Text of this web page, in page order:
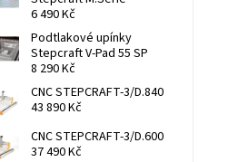
6 490 Kč
Podtlakové upínky
Stepcraft V-Pad 55 SP
8 290 Kč
CNC STEPCRAFT-3/D.840
43 890 Kč
CNC STEPCRAFT-3/D.600
37 490 Kč